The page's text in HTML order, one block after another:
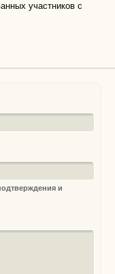
участников с
и